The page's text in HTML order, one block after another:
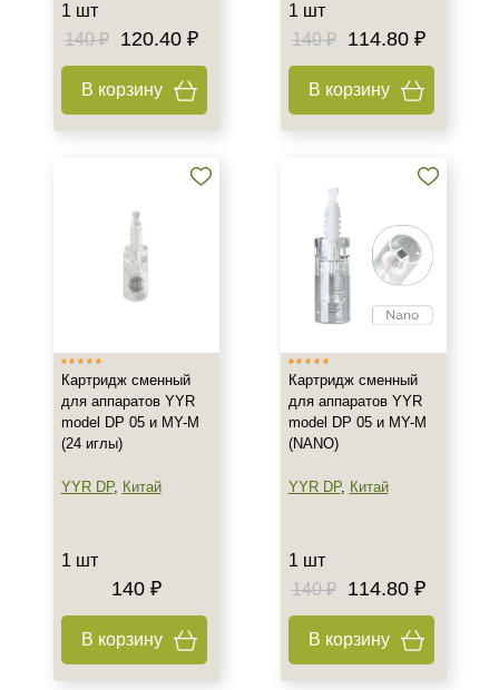
1 шт
140 ₽
120.40 ₽
В корзину
1 шт
140 ₽
114.80 ₽
В корзину
Картридж сменный
для аппаратов YYR
model DP 05 и MY-M
(24 иглы)
YYR DP, Китай
1 шт
140 ₽
В корзину
Картридж сменный
для аппаратов YYR
model DP 05 и MY-M
(NANO)
YYR DP, Китай
1 шт
140 ₽
114.80 ₽
В корзину